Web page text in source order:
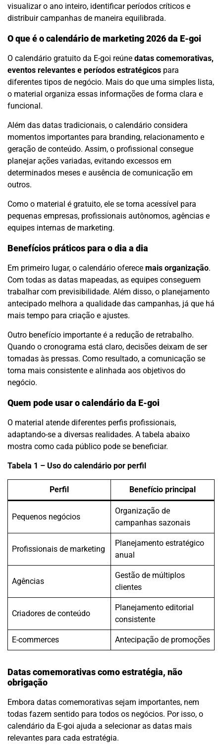
visualizar o ano inteiro, identificar períodos críticos e
distribuir campanhas de maneira equilibrada.
O que é o calendário de marketing 2026 da E-goi
O calendário gratuito da E-goi reúne datas comemorativas,
eventos relevantes e períodos estratégicos para
diferentes tipos de negócio. Mais do que uma simples lista,
o material organiza essas informações de forma clara e
funcional.
Além das datas tradicionais, o calendário considera
momentos importantes para branding, relacionamento e
geração de conteúdo. Assim, o profissional consegue
planejar ações variadas, evitando excessos em
determinados meses e ausência de comunicação em
outros.
Como o material é gratuito, ele se torna acessível para
pequenas empresas, profissionais autônomos, agências e
equipes internas de marketing.
Benefícios práticos para o dia a dia
Em primeiro lugar, o calendário oferece mais organização.
Com todas as datas mapeadas, as equipes conseguem
trabalhar com previsibilidade. Além disso, o planejamento
antecipado melhora a qualidade das campanhas, já que há
mais tempo para criação e ajustes.
Outro benefício importante é a redução de retrabalho.
Quando o cronograma está claro, decisões deixam de ser
tomadas às pressas. Como resultado, a comunicação se
torna mais consistente e alinhada aos objetivos do
negócio.
Quem pode usar o calendário da E-goi
O material atende diferentes perfis profissionais,
adaptando-se a diversas realidades. A tabela abaixo
mostra como cada público pode se beneficiar.
Tabela 1 – Uso do calendário por perfil
Perfil Benefício principal
Pequenos negócios
Organização de
campanhas sazonais
Profissionais de marketing
Planejamento estratégico
anual
Agências
Gestão de múltiplos
clientes
Criadores de conteúdo
Planejamento editorial
consistente
E-commerces Antecipação de promoções
Datas comemorativas como estratégia, não
obrigação
Embora datas comemorativas sejam importantes, nem
todas fazem sentido para todos os negócios. Por isso, o
calendário da E-goi ajuda a selecionar as datas mais
relevantes para cada estratégia.